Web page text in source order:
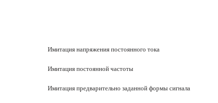
Имитация напряжения постоянного тока
Имитация постоянной частоты
Имитация предварительно заданной формы сигнала